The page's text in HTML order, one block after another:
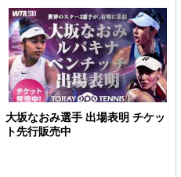
大坂なおみ選手 出場表明 チケッ
ト先行販売中